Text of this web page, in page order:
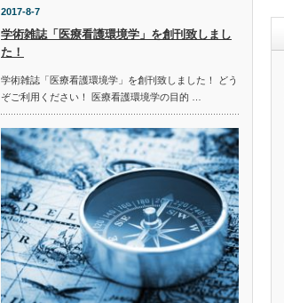
2017-8-7
学術雑誌「医療看護環境学」を創刊致しまし
た！
学術雑誌「医療看護環境学」を創刊致しました！ どう
ぞご利用ください！ 医療看護環境学の目的 …